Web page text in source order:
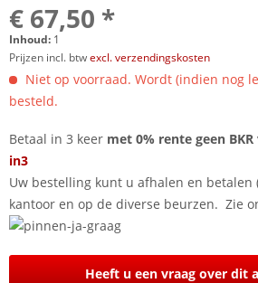
€ 67,50 *
Inhoud: 1
Prijzen incl. btwexcl. verzendingskosten
Niet op voorraad. Wordt (indien nog
besteld.
Betaal in 3 keer met 0% rente geen BKR
in3
Uw bestelling kunt u afhalen en betalen
kantoor en op de diverse beurzen. Zie
Heeft u een vraag over dit